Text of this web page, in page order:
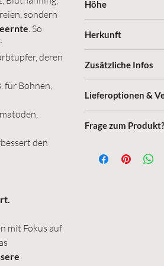
sondern
. So
deren
für Bohnen,
den
mit Fokus auf
einjährigen, krautigen
Gartenmelde (
Sonnenblumen (
Ringelblumen (
Hanf ( Cannabis
Höhe
Herkunft
Zusätzliche Infos
Saatzeit: bis Ende Juli
Pflanztiefe: nur dünn
Abstand: breitwürfig
Lieferoptionen &
Selbst-Abholung
Frage zum Produkt?